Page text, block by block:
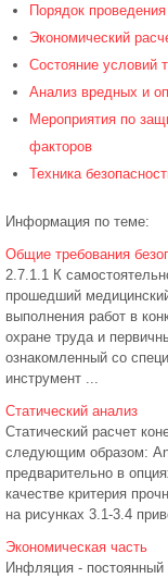
Порядок
Экономический
Состояние условий
Анализ вредных и
Мероприятия по
факторов
Техника
Информация по теме:
Общие требования
2.7.1.1 К
прошедший
выполнения работ в
охране труда и
ознакомленный со
инструмент ...
Статический анализ
Статический расчет
следующим образом:
предварительно в
качестве критерия
на рисунках 3.1-3.4
Экономическая часть
Инфляция - постоянный